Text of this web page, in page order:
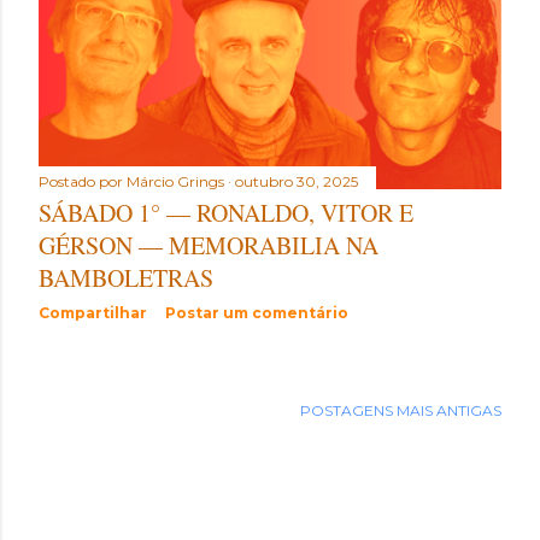
t
g
e
n
s
Postado por Márcio Grings outubro 30, 2025
SÁBADO 1° — RONALDO, VITOR E
GÉRSON — MEMORABILIA NA
BAMBOLETRAS
Compartilhar Postar um comentário
POSTAGENS MAIS ANTIGAS